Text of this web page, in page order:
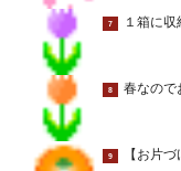
7 １箱に
8 春なので
9 【お片